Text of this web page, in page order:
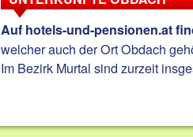
Auf hotels-und-pensionen.at
welcher auch der Ort Obdach
Im Bezirk Murtal sind zurzeit